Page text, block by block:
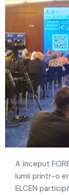
A început
lumii printr-o
ELCEN